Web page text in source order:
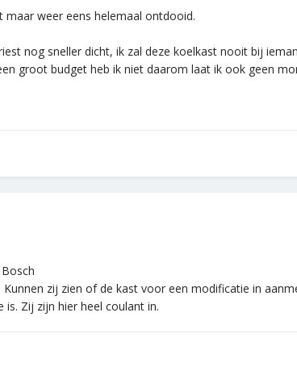
maar weer eens helemaal ontdooid.
nog sneller dicht, ik zal deze koelkast nooit bij
groot budget heb ik niet daarom laat ik ook geen
Kunnen zij zien of de kast voor een modificatie in
is. Zij zijn hier heel coulant in.